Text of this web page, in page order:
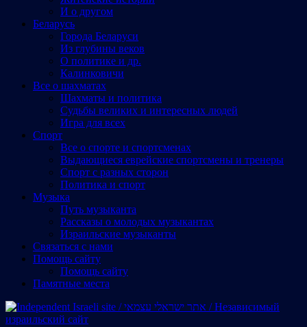
И о другом
Беларусь
Города Беларуси
Из глубины веков
О политике и др.
Калинковичи
Все о шахматах
Шахматы и политика
Судьбы великих и интересных людей
Игра для всех
Спорт
Все о спорте и спортсменах
Выдающиеся еврейские спортсмены и тренеры
Спорт с разных сторон
Политика и спорт
Музыка
Путь музыканта
Рассказы о молодых музыкантах
Израильские музыканты
Cвязаться с нами
Помощь сайту
Помощь сайту
Памятные места